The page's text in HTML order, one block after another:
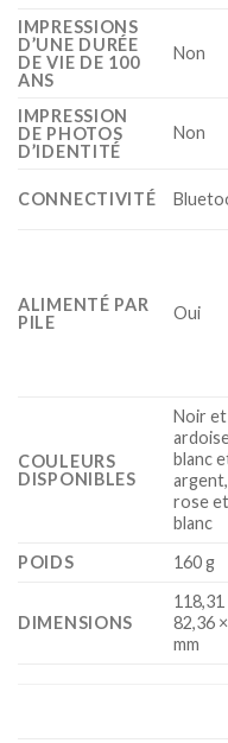
IMPRESSIONS
D’UNE DURÉE
DE VIE DE 100
ANS
Non
IMPRESSION
DE PHOTOS
D’IDENTITÉ
Non
CONNECTIVITÉ
ALIMENTÉ PAR
PILE
Oui
COULEURS
DISPONIBLES
Noir
blanc
rose et
blanc
POIDS 160 g
DIMENSIONS
118,31
82,36
mm